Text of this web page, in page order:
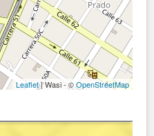
Leaflet| Wasi - ©OpenStreetMap